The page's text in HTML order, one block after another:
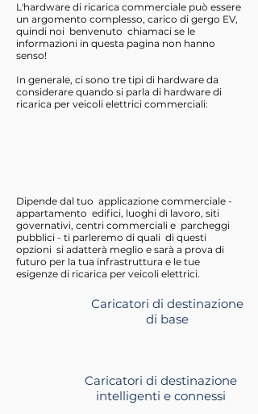
L'hardware di ricarica commerciale può essere
un argomento complesso, carico di gergo EV,
quindi noi benvenuto chiamaci se le
informazioni in questa pagina non hanno
senso!
In generale, ci sono tre tipi di hardware da
considerare quando si parla di hardware di
ricarica per veicoli elettrici commerciali:
Dipende dal tuo applicazione commerciale -
appartamento edifici, luoghi di lavoro, siti
governativi, centri commerciali e parcheggi
pubblici - ti parleremo di quali di questi
opzioni si adatterà meglio e sarà a prova di
futuro per la tua infrastruttura e le tue
esigenze di ricarica per veicoli elettrici.
Caricatori di destinazione
di base
Caricatori di destinazione
intelligenti e connessi